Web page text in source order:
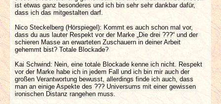
ist etwas ganz besonderes und ich bin sehr sehr dankbar dafür,
dass ich das mitgestalten darf.
Nico Steckelberg (Hörspiegel): Kommt es auch schon mal vor,
dass du aus lauter Respekt vor der Marke „Die drei ???“ und der
schieren Masse an erwarteten Zuschauern in deiner Arbeit
gehemmt bist? Totale Blockade?
Kai Schwind: Nein, eine totale Blockade kenne ich nicht. Respekt
vor der Marke habe ich in jedem Fall und ich bin mir auch der
großen Verantwortung bewusst, allerdings finde ich auch, dass
man an einige Aspekte des ??? Universums mit einer gewissen
ironischen Distanz rangehen muss.